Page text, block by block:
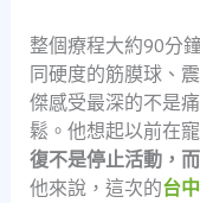
整個療程大約90分
同硬度的筋膜球、
傑感受最深的不是
鬆。他想起以前在
復不是停止活動，
他來說，這次的台